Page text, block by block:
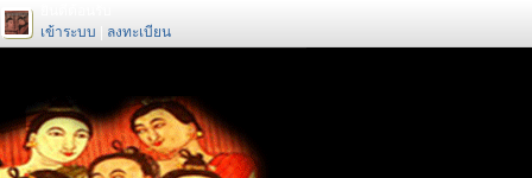
เข้าระบบ
ลงทะเบียน